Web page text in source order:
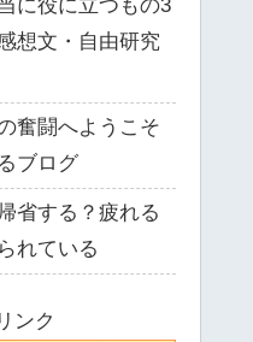
に役に立つもの3
想文・自由研究
奮闘へようこそ
ブログ
省する？疲れる
れている
ンク